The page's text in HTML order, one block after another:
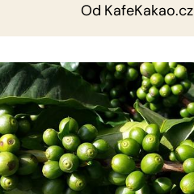
Od KafeKakao.cz